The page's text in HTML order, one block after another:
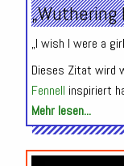
„Wuthering
„I wish I were a
Dieses Zitat wird
Fennell inspiriert
Mehr lesen...